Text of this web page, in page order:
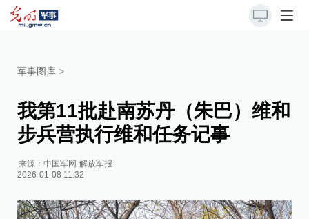
军事图库 >
我第11批赴南苏丹（朱巴）维和
步兵营执行维和任务记事
来源：中国军网-解放军报
2026-01-08 11:32